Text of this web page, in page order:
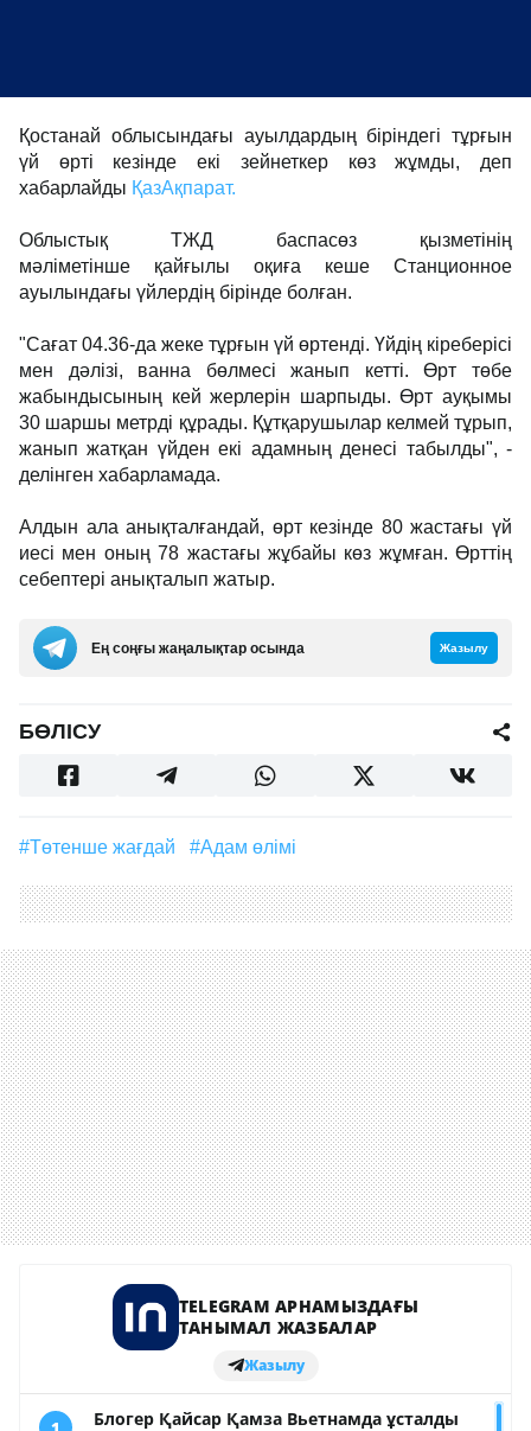
Қостанай облысындағы ауылдардың біріндегі тұрғын
үй өрті кезінде екі зейнеткер көз жұмды, деп
хабарлайды ҚазАқпарат.
Облыстық ТЖД баспасөз қызметінің
мәліметінше қайғылы оқиға кеше Станционное
ауылындағы үйлердің бірінде болған.
"Сағат 04.36-да жеке тұрғын үй өртенді. Үйдің кіреберісі
мен дәлізі, ванна бөлмесі жанып кетті. Өрт төбе
жабындысының кей жерлерін шарпыды. Өрт ауқымы
30 шаршы метрді құрады. Құтқарушылар келмей тұрып,
жанып жатқан үйден екі адамның денесі табылды", -
делінген хабарламада.
Алдын ала анықталғандай, өрт кезінде 80 жастағы үй
иесі мен оның 78 жастағы жұбайы көз жұмған. Өрттің
себептері анықталып жатыр.
Ең соңғы жаңалықтар осында Жазылу
БӨЛІСУ
#Төтенше жағдай #адам өлімі